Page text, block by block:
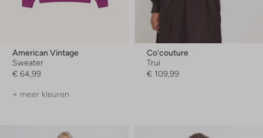
American Vintage
Sweater
€ 64,99
+ meer kleuren
Co'couture
Trui
€ 109,99